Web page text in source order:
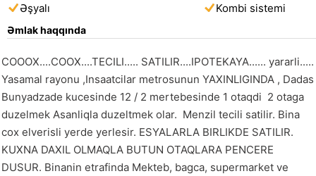
Əşyalı
Kombi sistemi
Əmlak haqqında
COOOX....COOX....TECILI..... SATILIR....IPOTEKAYA...... yararli.....
Yasamal rayonu ,Insaatcilar metrosunun YAXINLIGINDA , Dadas
Bunyadzade kucesinde 12 / 2 mertebesinde 1 otaqdi  2 otaga
duzelmek Asanliqla duzeltmek olar.  Menzil tecili satilir. Bina
cox elverisli yerde yerlesir. ESYALARLA BIRLIKDE SATILIR.
KUXNA DAXIL OLMAQLA BUTUN OTAQLARA PENCERE
DUSUR. Binanin etrafinda Mekteb, bagca, supermarket ve